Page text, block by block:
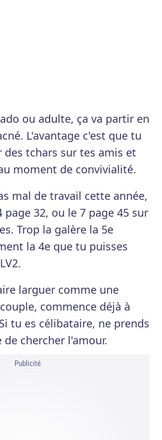
ou adulte, ça va partir en
L'avantage c'est que tu
tchars sur tes amis et
moment de convivialité.
mal de travail cette année,
page 32, ou le 7 page 45 sur
Trop la galère la 5e
la 4e que tu puisses
larguer comme une
commence déjà à
tu es célibataire, ne prends
chercher l'amour.
Publicité